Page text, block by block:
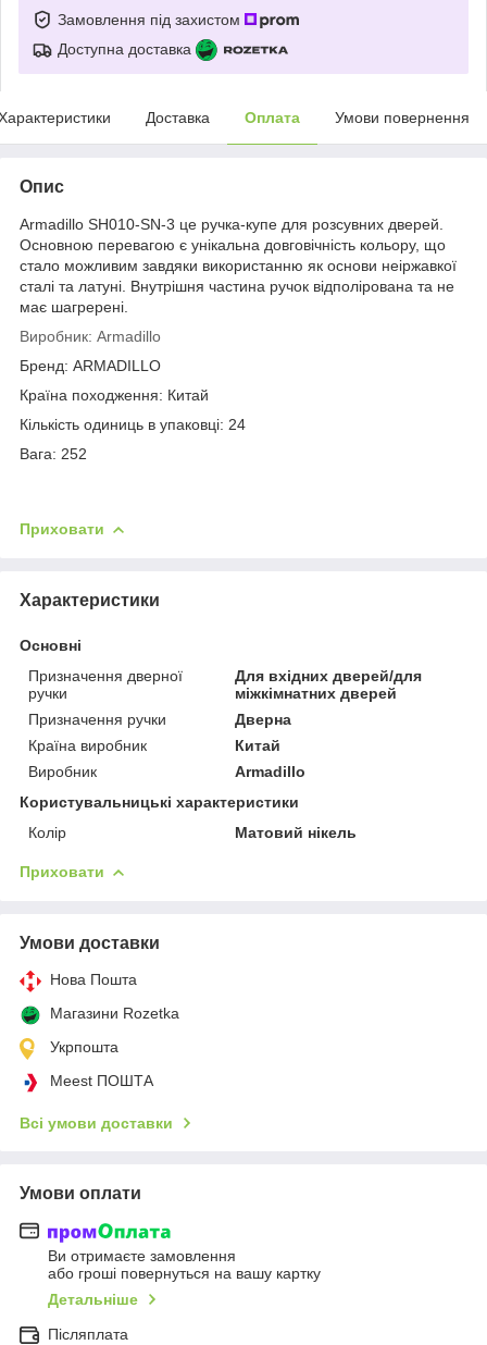
Замовлення під захистом
Доступна доставка
Доставка Оплата Умови повернення
Опис
Armadillo SH010-SN-3 це ручка-купе для розсувних дверей.
Основною перевагою є унікальна довговічність кольору, що
стало можливим завдяки використанню як основи неіржавкої
сталі та латуні. Внутрішня частина ручок відполірована та не
має шагререні.
Виробник: Armadillo
Бренд: ARMADILLO
Країна походження: Китай
Кількість одиниць в упаковці: 24
Вага: 252
Приховати
Характеристики
Основні
Призначення дверної
ручки
Для вхідних дверей/для
міжкімнатних дверей
Призначення ручки
Дверна
Країна виробник
Китай
Виробник
Armadillo
Користувальницькі характеристики
Колір
Матовий нікель
Приховати
Умови доставки
Нова Пошта
Магазини Rozetka
Укрпошта
Meest ПОШТА
Всі умови доставки
Умови оплати
Ви отримаєте замовлення
або гроші повернуться на вашу картку
Детальніше
Післяплата